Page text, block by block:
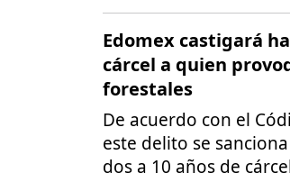
Edomex castigará
cárcel a quien
forestales
De acuerdo con el
este delito se
dos a 10 años de